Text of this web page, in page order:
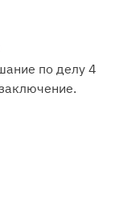
по делу 4